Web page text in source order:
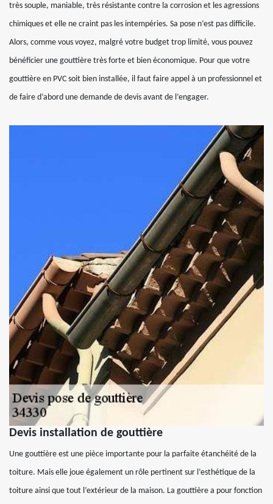
très souple, maniable, très résistante contre la corrosion et les agressions
chimiques et elle ne craint pas les intempéries. Sa pose n’est pas difficile.
Alors, comme vous voyez, malgré votre budget trop limité, vous pouvez
bénéficier une gouttière très forte et bien économique. Pour que votre
gouttière en PVC soit bien installée, il faut faire appel à un professionnel et
de faire d’abord une demande de devis avant de l’engager.
Devis installation de gouttière
Une gouttière est une pièce importante pour la parfaite étanchéité de la
toiture. Mais elle joue également un rôle pertinent sur l’esthétique de la
toiture ainsi que tout l’extérieur de la maison. La gouttière a pour fonction